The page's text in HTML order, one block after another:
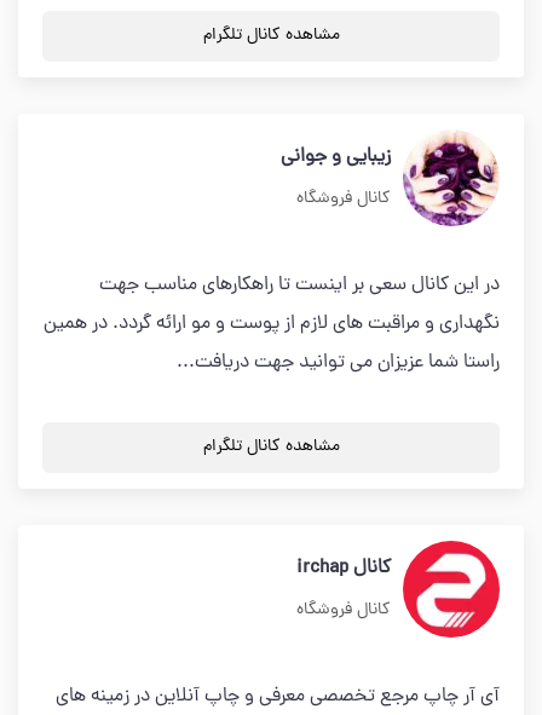
مشاهده کانال تلگرام
زیبایی و جوانی
کانال فروشگاه
در این کانال سعی بر اینست تا راهکارهای مناسب جهت
نگهداری و مراقبت های لازم از پوست و مو ارائه گردد. در همین
راستا شما عزیزان می توانید جهت دریافت...
مشاهده کانال تلگرام
کانال irchap
کانال فروشگاه
آی آر چاپ مرجع تخصصی معرفی و چاپ آنلاین در زمینه های